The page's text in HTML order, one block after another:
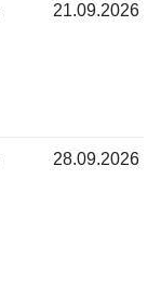
21.09.2026
28.09.2026